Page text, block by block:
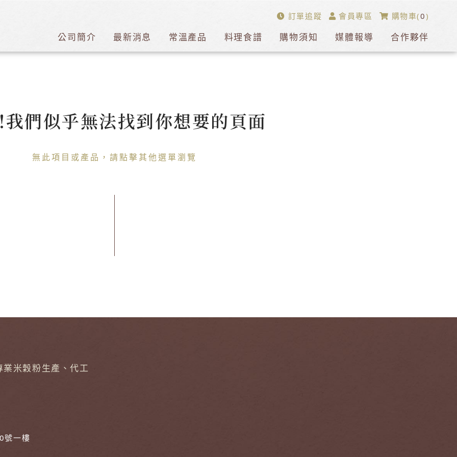
公司簡介 最新消息 常溫產品 料理食譜 購物須知 媒體報導 合作夥伴
訂單追蹤 會員專區 購物車(0)
們似乎無法找到你想要的頁面
無此項目或產品，請點擊其他選單瀏覽
業米穀粉生產、代工
號一樓